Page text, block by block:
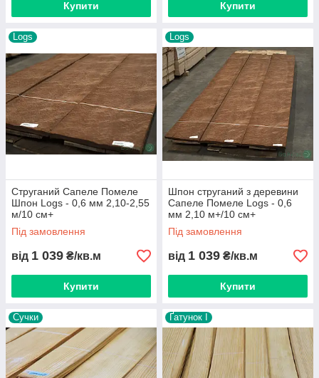
Купити Купити
Logs
Струганий Сапеле Помеле
Шпон Logs - 0,6 мм 2,10-2,55
м/10 см+
Під замовлення
від 1 039 ₴/кв.м
Купити
Logs
Шпон струганий з деревини
Сапеле Помеле Logs - 0,6
мм 2,10 м+/10 см+
Під замовлення
від 1 039 ₴/кв.м
Купити
Сучки Ґатунок I